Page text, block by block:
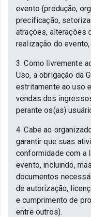
evento (produção,
precificação,
atrações, alterações
realização do
3. Como livremente
Uso, a obrigação da
estritamente ao uso
vendas dos
perante os(as)
4. Cabe ao
garantir que suas
conformidade com a
evento, incluindo,
documentos
de autorização,
e cumprimento de
entre outros).